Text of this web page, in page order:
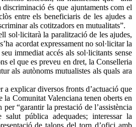
és que ajuntaments com el
entre els beneficiaris de les ajudes a
als cotitzadors en mutualitats”.
sol·licitarà la paralització de les ajudes,
acordat expressament no sol·licitar la
immediat accés als sol·licitants sense
el que es preveu en dret, la Conselleria
als autònoms mutualistes als quals ara
a explicar diversos fronts d’actuació que
la Comunitat Valenciana tenen oberts en
per “garantir la prestació de l’assistència
pública adequades; interessar la
de talons del torn d’ofici amb